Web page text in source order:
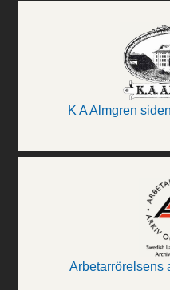
K A Almgren
Arbetarrörelsens